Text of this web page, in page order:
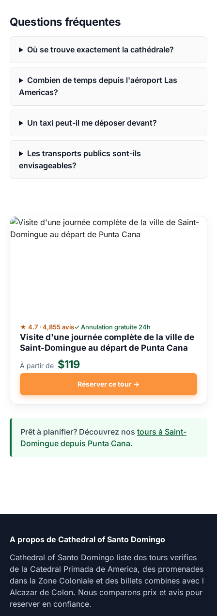
Questions fréquentes
Où se trouve exactement la cathédrale?
Combien de temps depuis l'aéroport Las
Americas?
Un taxi peut-il me déposer devant?
Les transports publics sont-ils
envisageables?
★ 4.7 · 4,855 avis✓ Annulation gratuite 24h
Visite d'une journée complète de la ville de
Saint-Domingue au départ de Punta Cana
À partir de $119
Réserver ce tour →
Prêt à planifier? Découvrez nos tours à Saint-
Domingue depuis Punta Cana.
A propos de Cathedral of Santo Domingo
Cathedral of Santo Domingo liste des tours verifies
de la Catedral Primada de America, des promenades
dans la Zone Coloniale et des billets combines avec l
Alcazar de Colon. Nous comparons prix et avis pour
reserver en confiance.